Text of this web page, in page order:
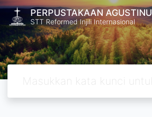
PERPUSTAKAAN
STT Reformed Injili Internasional